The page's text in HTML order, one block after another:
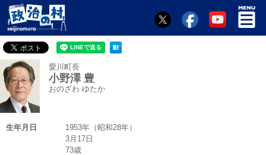
愛川町長
小野澤 豊
おのざわ ゆたか
生年月日
1953年（昭和28年）
3月17日
73歳